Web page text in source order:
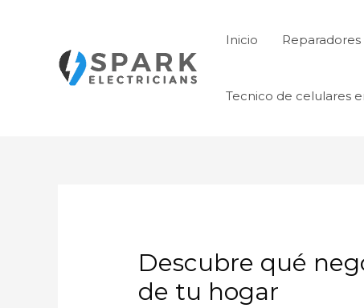
Inicio
Tecnico de celulares
Descubre qué
de tu hogar